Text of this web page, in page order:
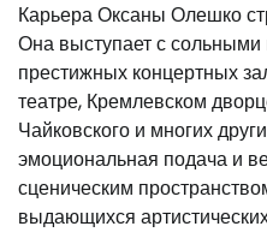
Карьера Оксаны Олешко
Она выступает с
престижных концертных
театре, Кремлевском
Чайковского и многих
эмоциональная подача и
сценическим
выдающихся